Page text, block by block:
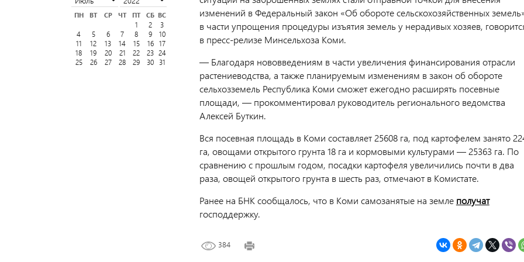
ПН ВТ СР ЧТ ПТ СБ ВС
1
2
3
4
5 6 7 8 9
10
11
12 13 14 15 16
17
18
19 20 21 22 23 24
25
26 27 28 29 30 31
изменений в Федеральный закон «Об обороте сельскохозяйственных
в части упрощения процедуры изъятия земель у нерадивых хозяев,
в пресс-релизе Минсельхоза Коми.
— Благодаря нововведениям в части увеличения финансирования отрасли
растениеводства, а также планируемым изменениям в закон об обороте
сельхозземель Республика Коми сможет ежегодно расширять посевные
площади, — прокомментировал руководитель регионального ведомства
Алексей Буткин.
Вся посевная площадь в Коми составляет 25608 га, под картофелем занято
га, овощами открытого грунта 18 га и кормовыми культурами — 25363 га. По
сравнению с прошлым годом, посадки картофеля увеличились почти в два
раза, овощей открытого грунта в шесть раз, отмечают в Комистате.
Ранее на БНК сообщалось, что в Коми самозанятые на земле получат
господдержку.
384